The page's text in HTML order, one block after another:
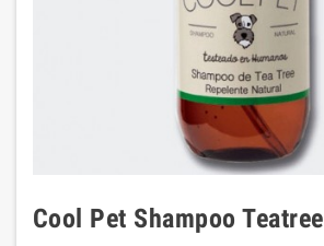
Cool Pet Shampoo Teatree